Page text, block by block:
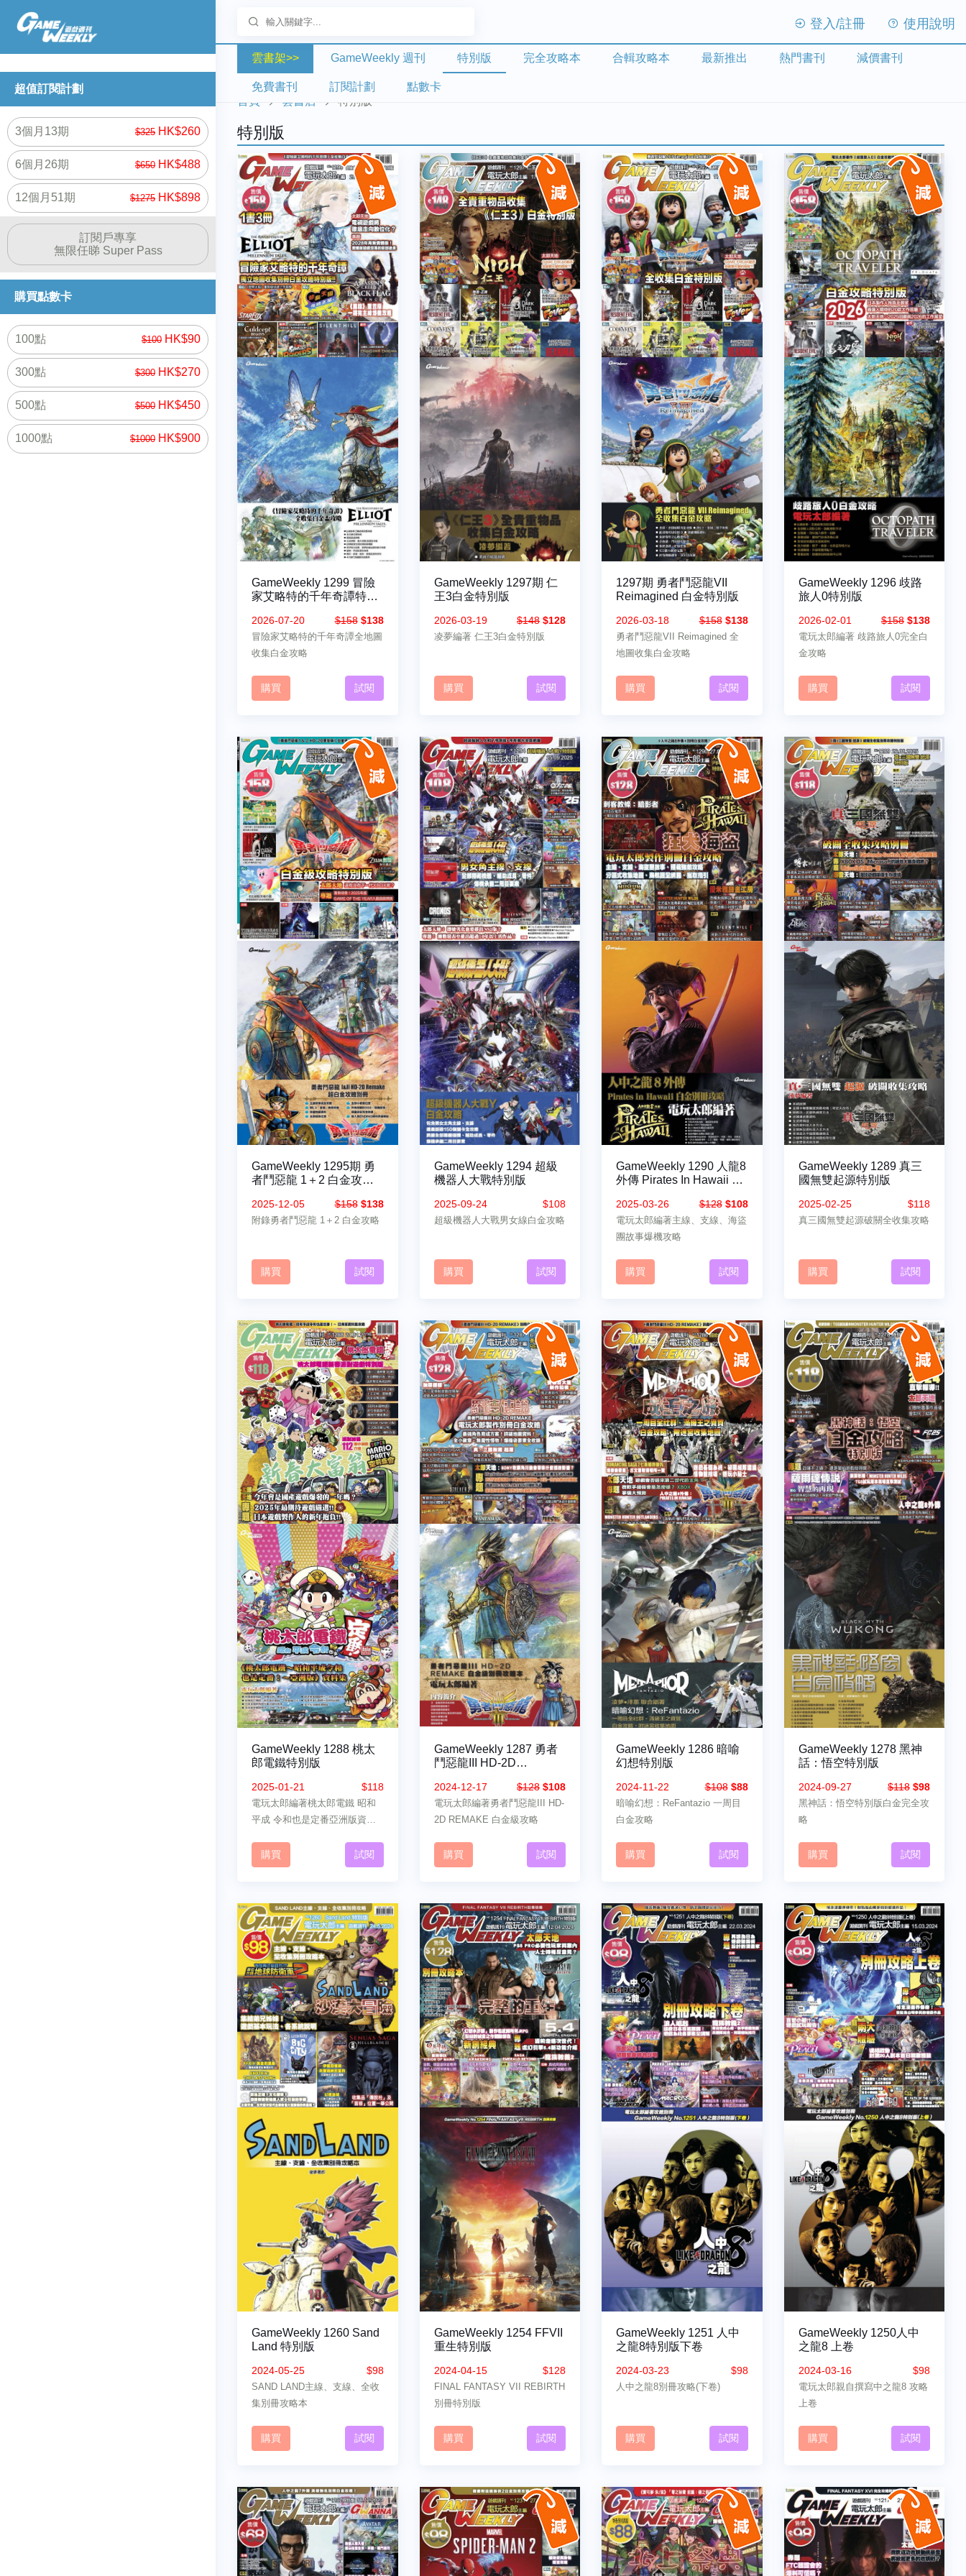
超值訂閱計劃
3個月13期 $325 HK$260
6個月26期 $650 HK$488
12個月51期 $1275 HK$898
訂閱戶專享
無限任睇 Super Pass
購買點數卡
100點 $100 HK$90
300點 $300 HK$270
500點 $500 HK$450
1000點 $1000 HK$900
登入/註冊 使用說明
雲書架>> GameWeekly 週刊 特別版 完全攻略本 合輯攻略本 最新推出 熱門書刊 減價書刊
免費書刊 訂閱計劃
點數卡
首頁
雲書店 特別版
特別版
GameWeekly 1299 冒險
家艾略特的千年奇譚特別
2026-07-20 $158 $138
冒險家艾略特的千年奇譚全地圖
收集白金攻略
購買 試閱
GameWeekly 1297期 仁
王3白金特別版
2026-03-19 $148 $128
凌夢編著 仁王3白金特別版
購買 試閱
1297期 勇者鬥惡龍VII
Reimagined 白金特別版
2026-03-18 $158 $138
勇者鬥惡龍VII Reimagined 全
地圖收集白金攻略
購買 試閱
GameWeekly 1296 歧路
旅人0特別版
2026-02-01 $158 $138
電玩太郎編著 歧路旅人0完全白
金攻略
購買 試閱
GameWeekly 1295期 勇
者鬥惡龍 1＋2 白金攻略
2025-12-05 $158 $138
附錄勇者鬥惡龍 1＋2 白金攻略
購買 試閱
GameWeekly 1294 超級
機器人大戰特別版
2025-09-24 $108
超級機器人大戰男女線白金攻略
購買 試閱
GameWeekly 1290 人龍8
外傳 Pirates In Hawaii 特
2025-03-26 $128 $108
電玩太郎編著主線、支線、海盜
團故事爆機攻略
購買 試閱
GameWeekly 1289 真三
國無雙起源特別版
2025-02-25 $118
真三國無雙起源破關全收集攻略
購買 試閱
GameWeekly 1288 桃太
郎電鐵特別版
2025-01-21 $118
電玩太郎編著桃太郎電鐵 昭和
平成 令和也是定番亞洲版資料
購買 試閱
GameWeekly 1287 勇者
鬥惡龍III HD-2D
2024-12-17 $128 $108
電玩太郎編著勇者鬥惡龍III HD-
2D REMAKE 白金級攻略
購買 試閱
GameWeekly 1286 暗喻
幻想特別版
2024-11-22 $108 $88
暗喻幻想：ReFantazio 一周目
白金攻略
購買 試閱
GameWeekly 1278 黑神
話：悟空特別版
2024-09-27 $118 $98
黑神話：悟空特別版白金完全攻
略
購買 試閱
GameWeekly 1260 Sand
Land 特別版
2024-05-25 $98
SAND LAND主線、支線、全收
集別冊攻略本
購買 試閱
GameWeekly 1254 FFVII
重生特別版
2024-04-15 $128
FINAL FANTASY VII REBIRTH
別冊特別版
購買 試閱
GameWeekly 1251 人中
之龍8特別版下卷
2024-03-23 $98
人中之龍8別冊攻略(下卷)
購買 試閱
GameWeekly 1250人中
之龍8 上卷
2024-03-16 $98
電玩太郎親自撰寫中之龍8 攻略
上卷
購買 試閱